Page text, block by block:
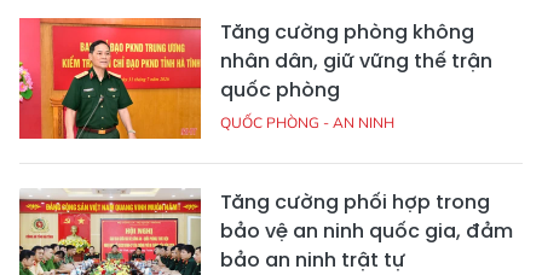
Tăng cường phòng không
nhân dân, giữ vững thế trận
quốc phòng
QUỐC PHÒNG - AN NINH
Tăng cường phối hợp trong
bảo vệ an ninh quốc gia, đảm
bảo an ninh trật tự